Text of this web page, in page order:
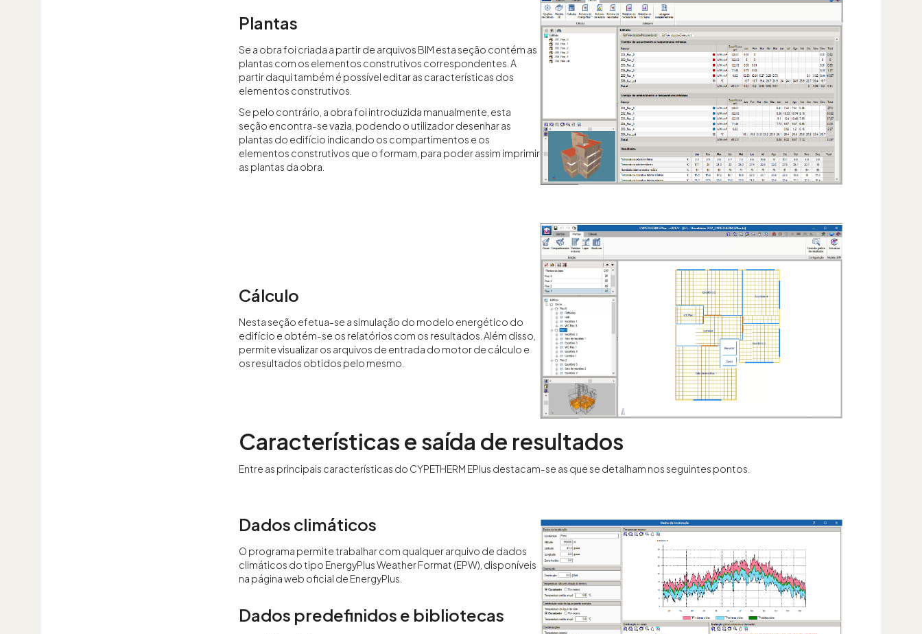
Plantas
Se a obra foi criada a partir de arquivos BIM esta seção contém as
plantas com os elementos construtivos correspondentes. A
partir daqui também é possível editar as características dos
elementos construtivos.
Se pelo contrário, a obra foi introduzida manualmente, esta
seção encontra-se vazia, podendo o utilizador desenhar as
plantas do edifício indicando os compartimentos e os
elementos construtivos que o formam, para poder assim imprimir
as plantas da obra.
Cálculo
Nesta seção efetua-se a simulação do modelo energético do
edifício e obtém-se os relatórios com os resultados. Além disso,
permite visualizar os arquivos de entrada do motor de cálculo e
os resultados obtidos pelo mesmo.
Características e saída de resultados
Entre as principais características do CYPETHERM EPlus destacam-se as que se detalham nos seguintes pontos.
Dados climáticos
O programa permite trabalhar com qualquer arquivo de dados
climáticos do tipo EnergyPlus Weather Format (EPW), disponíveis
na página web oficial de EnergyPlus.
Dados predefinidos e bibliotecas